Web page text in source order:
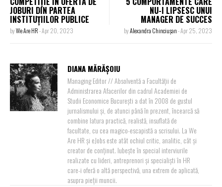
JOBURI DIN PARTEA
INSTITUȚIILOR PUBLICE
byWe Are HR-Apr 20, 2023
NU-I LIPSESC UNUI
MANAGER DE SUCCES
byAlexandra Chinciușan-Apr 25, 2023
DIANA MĂRĂȘOIU
Managing Editor // Absolventă a Facultății de
Administrarea Afacerilor din cadrul Academiei de
Studii Economice București a dat în 2008 de gustul
jurnalismului și, de atunci până în prezent, încearcă să
combine latura practică, realistă, insuflată de
facultate, cu cea magico-escapistă a scrisului. La We
Are HR și eJobs este atât ochiul critic, analitic, cât și
creator de conținut. Iubește în special interviurile
realizate cu lideri, antreprenori și specialiști în HR
care-i oferă o altă perspectivă, una extrem de aplicată,
asupra pieții muncii.